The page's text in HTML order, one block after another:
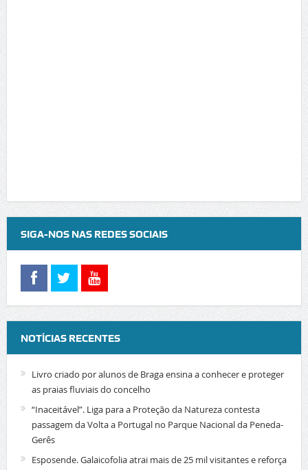
SIGA-NOS NAS REDES SOCIAIS
NOTÍCIAS RECENTES
Livro criado por alunos de Braga ensina a conhecer e proteger
as praias fluviais do concelho
“Inaceitável”. Liga para a Proteção da Natureza contesta
passagem da Volta a Portugal no Parque Nacional da Peneda-
Gerês
Esposende. Galaicofolia atrai mais de 25 mil visitantes e reforça